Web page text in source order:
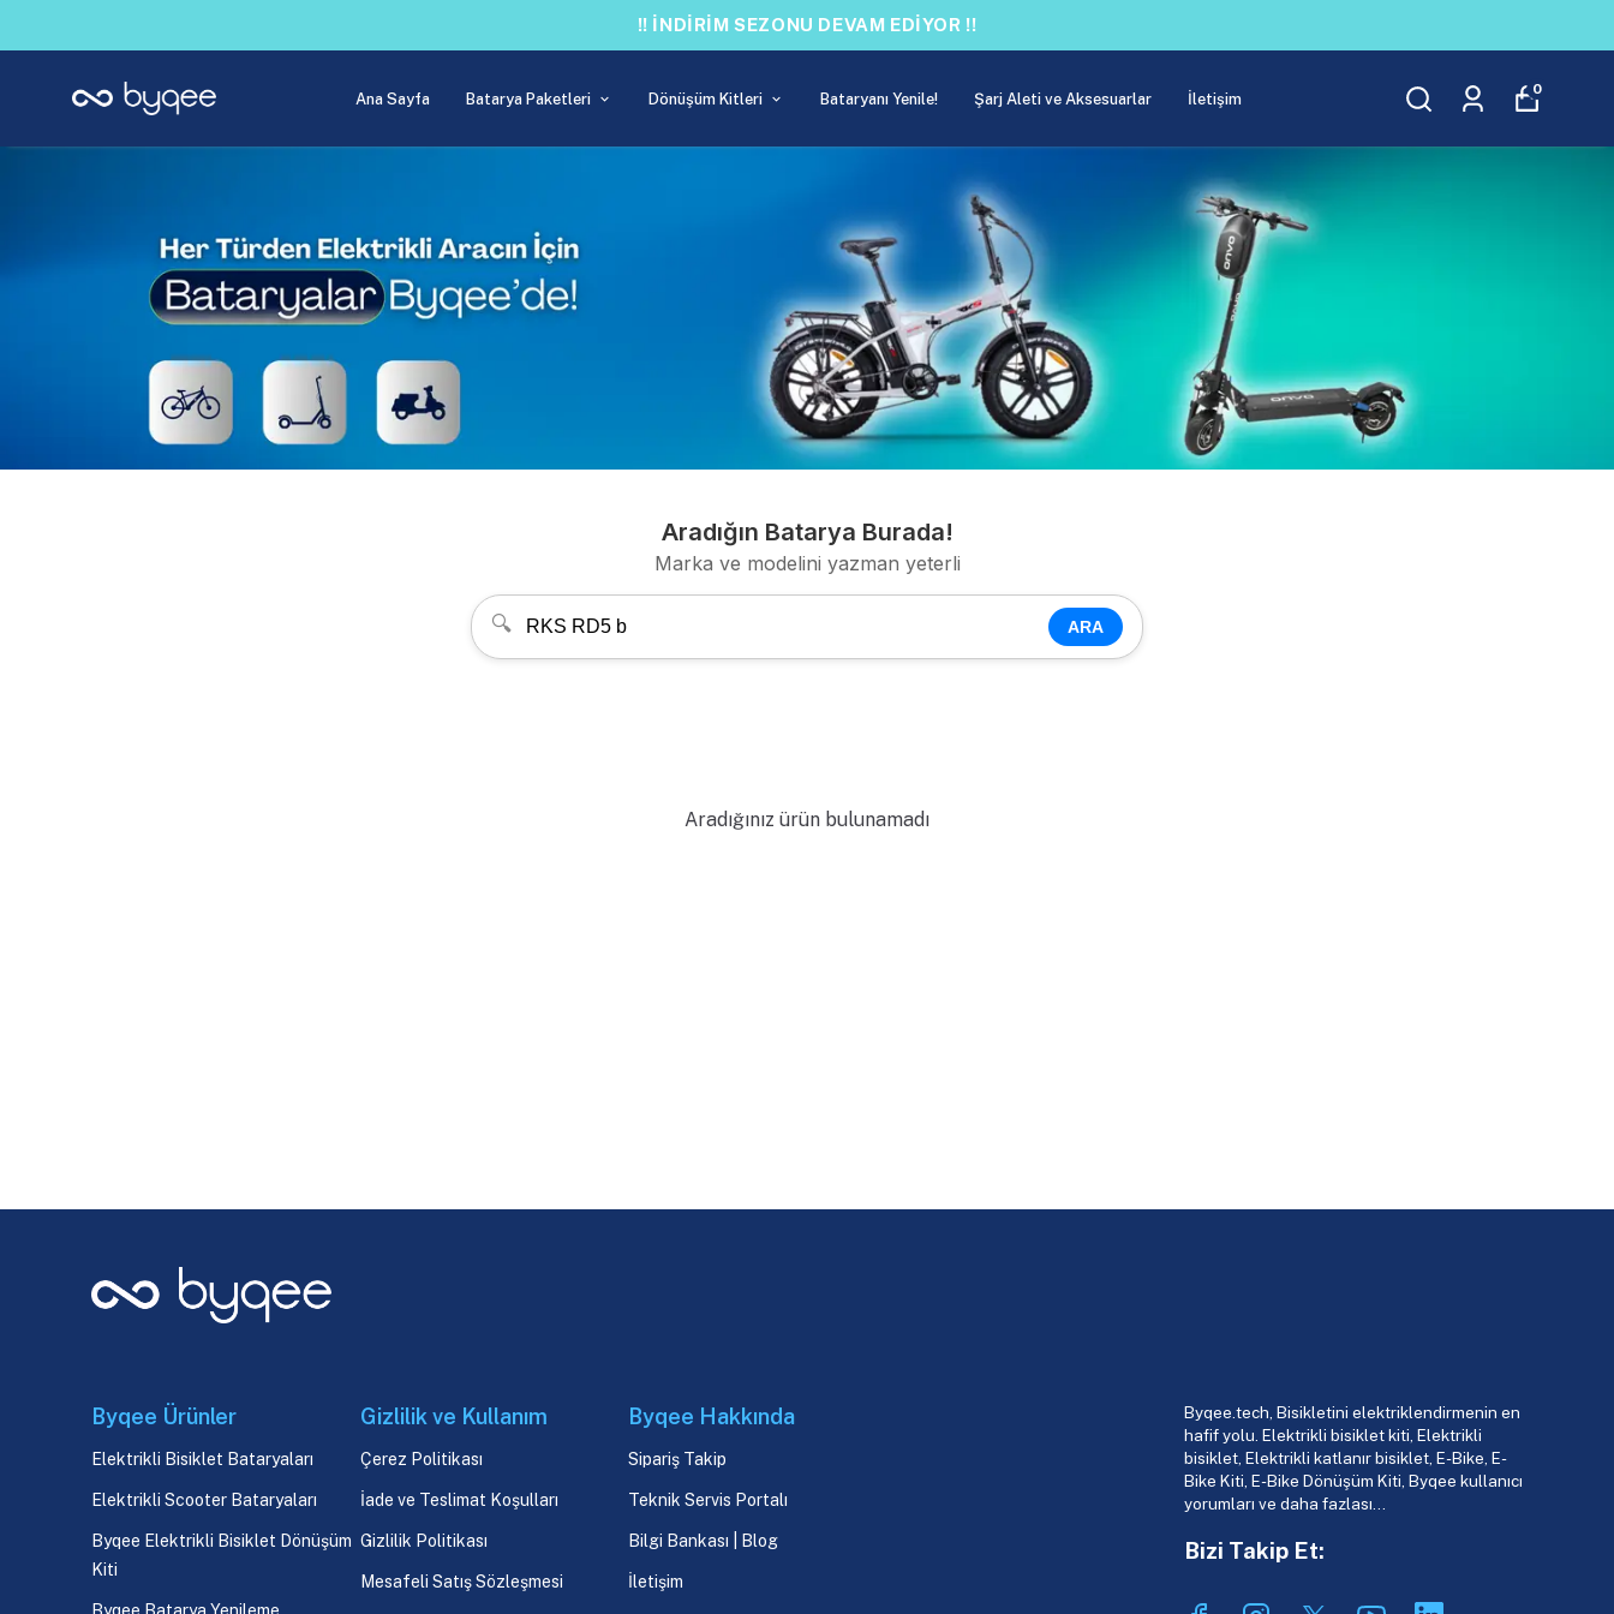
Ana Sayfa Batarya Paketleri Dönüşüm Kitleri Bataryanı Yenile! Şarj Aleti ve Aksesuarlar İletişim
0
Aradığınız ürün bulunamadı
Byqee Ürünler
Elektrikli Bisiklet Bataryaları
Elektrikli Scooter Bataryaları
Byqee Elektrikli Bisiklet Dönüşüm
Kiti
Gizlilik ve Kullanım
Çerez Politikası
İade ve Teslimat Koşulları
Gizlilik Politikası
Mesafeli Satış Sözleşmesi
Byqee Hakkında
Sipariş Takip
Teknik Servis Portalı
Bilgi Bankası | Blog
İletişim
Byqee.tech, Bisikletini elektriklendirmenin en
hafif yolu. Elektrikli bisiklet kiti, Elektrikli
bisiklet, Elektrikli katlanır bisiklet, E-Bike, E-
Bike Kiti, E-Bike Dönüşüm Kiti, Byqee kullanıcı
yorumları ve daha fazlası…
Bizi Takip Et: